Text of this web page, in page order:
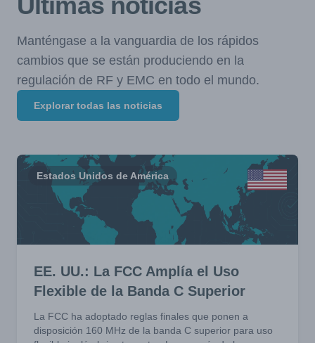
Manténgase a la vanguardia de los rápidos
cambios que se están produciendo en la
regulación de RF y EMC en todo el mundo.
Explorar todas las noticias
Estados Unidos de América
EE. UU.: La FCC Amplía el Uso
Flexible de la Banda C Superior
La FCC ha adoptado reglas finales que ponen a
disposición 160 MHz de la banda C superior para uso